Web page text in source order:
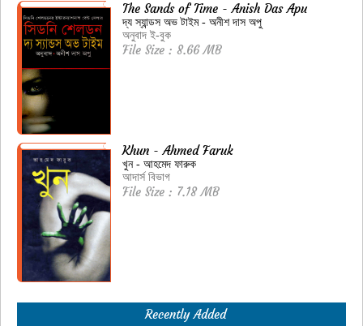
The Sands of Time - Anish Das Apu
দ্য স্যান্ডস অভ টাইম - অনীশ দাস অপু
অনুবাদ ই-বুক
File Size : 8.66 MB
Khun - Ahmed Faruk
খুন - আহমেদ ফারুক
আদার্স বিভাগ
File Size : 7.18 MB
Recently Added